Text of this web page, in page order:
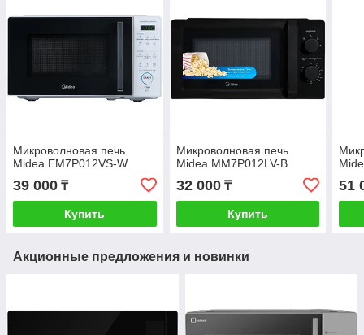
Микроволновая печь
Midea EM7P012VS-W
39 000 ₸
Купить
Микроволновая печь
Midea MM7P012LV-B
32 000₸
Купить
51
Акционные предложения и новинки